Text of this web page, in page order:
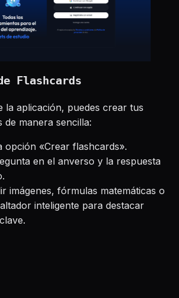
Flashcards
la aplicación, puedes crear tus
de manera sencilla:
opción «Crear flashcards».
en el anverso y la respuesta
imágenes, fórmulas matemáticas o
inteligente para destacar